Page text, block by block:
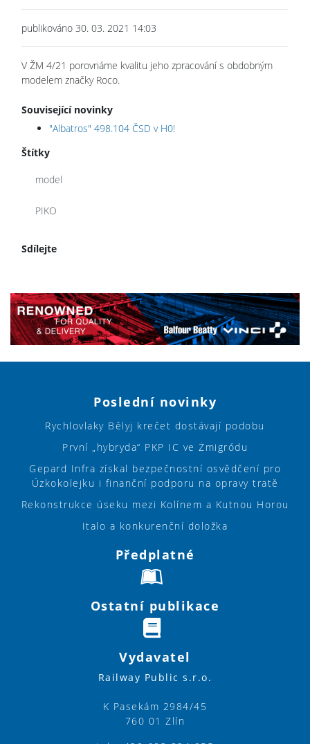
publikováno 30. 03. 2021 14:03
V ŽM 4/21 porovnáme kvalitu jeho zpracování s obdobným
modelem značky Roco.
Související novinky
"Albatros" 498.104 ČSD v H0!
Štítky
model
PIKO
Sdílejte
Poslední novinky
Rychlovlaky Bělyj krečet dostávají podobu
První „hybryda“ PKP IC ve Żmigródu
Gepard Infra získal bezpečnostní osvědčení pro
Úzkokolejku i finanční podporu na opravy tratě
Rekonstrukce úseku mezi Kolínem a Kutnou Horou
Italo a konkurenční doložka
Předplatné
Ostatní publikace
Vydavatel
Railway Public s.r.o.
K Pasekám 2984/45
760 01 Zlín